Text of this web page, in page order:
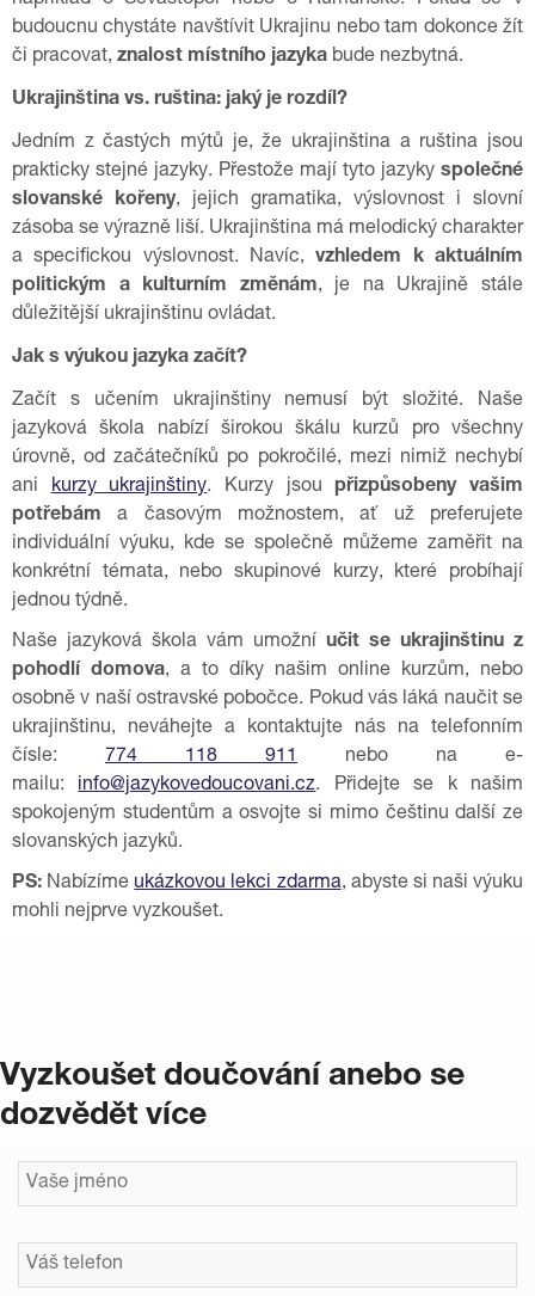
budoucnu chystáte navštívit Ukrajinu nebo tam dokonce žít
či pracovat, znalost místního jazyka bude nezbytná.
Ukrajinština vs. ruština: jaký je rozdíl?
Jedním z častých mýtů je, že ukrajinština a ruština jsou
prakticky stejné jazyky. Přestože mají tyto jazyky společné
slovanské kořeny, jejich gramatika, výslovnost i slovní
zásoba se výrazně liší. Ukrajinština má melodický charakter
a specifickou výslovnost. Navíc,vzhledem k aktuálním
politickým a kulturním změnám, je na Ukrajině stále
důležitější ukrajinštinu ovládat.
Jak s výukou jazyka začít?
Začít s učením ukrajinštiny nemusí být složité. Naše
jazyková škola nabízí širokou škálu kurzů pro všechny
úrovně, od začátečníků po pokročilé, mezi nimiž nechybí
ani kurzy ukrajinštiny. Kurzy jsou
přizpůsobeny vašim
potřebám a časovým možnostem, ať už preferujete
individuální výuku, kde se společně můžeme zaměřit na
konkrétní témata, nebo skupinové kurzy, které probíhají
jednou týdně.
Naše jazyková škola vám umožní učit se ukrajinštinu z
pohodlí domova, a to díky našim online kurzům, nebo
osobně v naší ostravské pobočce. Pokud vás láká naučit se
ukrajinštinu, neváhejte a kontaktujte nás na telefonním
čísle:
774 118 911
nebo na e-
mailu: info@jazykovedoucovani.cz. Přidejte se k našim
spokojeným studentům a osvojte si mimo češtinu další ze
slovanských jazyků.
PS: Nabízíme ukázkovou lekci zdarma, abyste si naši výuku
mohli nejprve vyzkoušet.
Vyzkoušet doučování anebo se
dozvědět více